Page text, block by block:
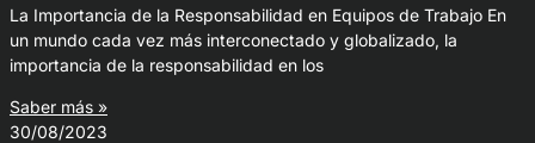
La Importancia de la Responsabilidad en Equipos de Trabajo En
un mundo cada vez más interconectado y globalizado, la
importancia de la responsabilidad en los
Saber más »
30/08/2023